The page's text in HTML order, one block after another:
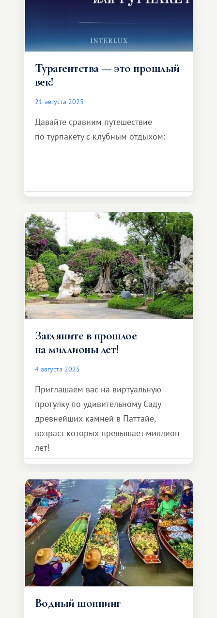
Турагентства — это прошлый
век!
21 августа 2025
Давайте сравним путешествие
по турпакету с клубным отдыхом:
Загляните в прошлое
на миллионы лет!
4 августа 2025
Приглашаем вас на виртуальную
прогулку по удивительному Саду
древнейших камней в Паттайе,
возраст которых превышает миллион
лет!
Водный шоппинг